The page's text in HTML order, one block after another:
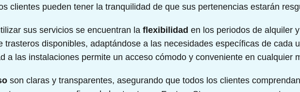
clientes pueden tener la tranquilidad de que sus pertenencias estarán
sus servicios se encuentran la flexibilidad en los periodos de alquiler
trasteros disponibles, adaptándose a las necesidades específicas de cada
a las instalaciones permite un acceso cómodo y conveniente en cualquier
son claras y transparentes, asegurando que todos los clientes